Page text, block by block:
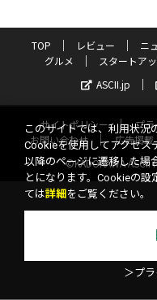
TOP レビュー ニ
グルメ
スタートア
ASCII.jp
サイトポリシー プラ
お問い合わせ
広告掲載
©KADOKAWA
このサイトでは、利用状況
Cookieを使用してアクセス
以降のページに遷移した場
とになります。Cookieの
ては詳細 をご覧ください。
＞プ